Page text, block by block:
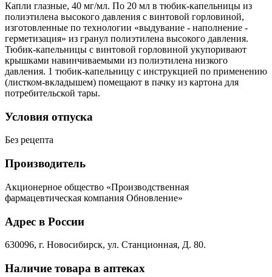
Капли глазные, 40 мг/мл. По 20 мл в тюбик-капельницы из
полиэтилена высокого давления с винтовой горловиной,
изготовленные по технологии «выдувание - наполнение -
герметизация» из гранул полиэтилена высокого давления.
Тюбик-капельницы с винтовой горловиной укупоривают
крышками навинчиваемыми из полиэтилена низкого
давления. 1 тюбик-капельницу с инструкцией по применению
(листком-вкладышем) помещают в пачку из картона для
потребительской тары.
Условия отпуска
Без рецепта
Производитель
Акционерное общество «Производственная
фармацевтическая компания Обновление»
Адрес в России
630096, г. Новосибирск, ул. Станционная, Д. 80.
Наличие товара в аптеках